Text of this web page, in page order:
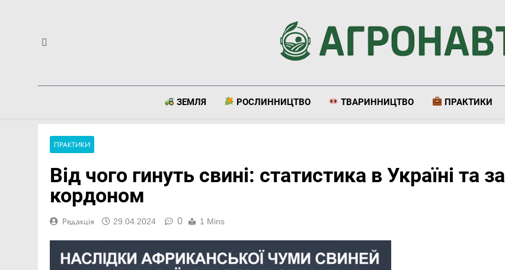
Агронавт
ЗЕМЛЯ РОСЛИННИЦТВО ТВАРИННИЦТВО ПРАКТИКИ
ПРАКТИКИ
Від чого гинуть свині: статистика в Україні та за
кордоном
Редакція 29.04.2024 0 1 Mins